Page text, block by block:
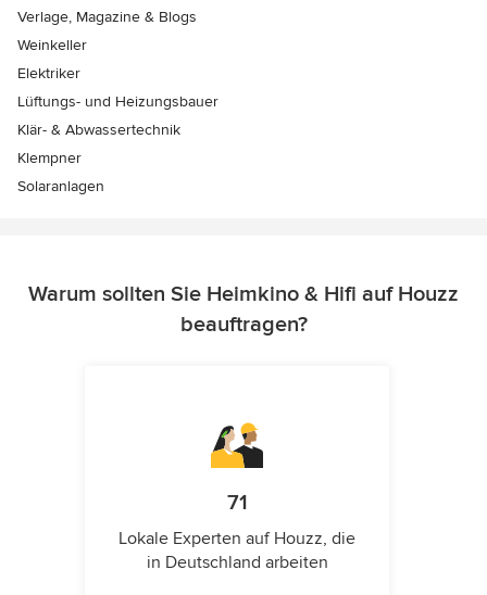
Verlage, Magazine & Blogs
Weinkeller
Elektriker
Lüftungs- und Heizungsbauer
Klär- & Abwassertechnik
Klempner
Solaranlagen
Warum sollten Sie Heimkino & Hifi auf Houzz
beauftragen?
71
Lokale Experten auf Houzz, die
in Deutschland arbeiten